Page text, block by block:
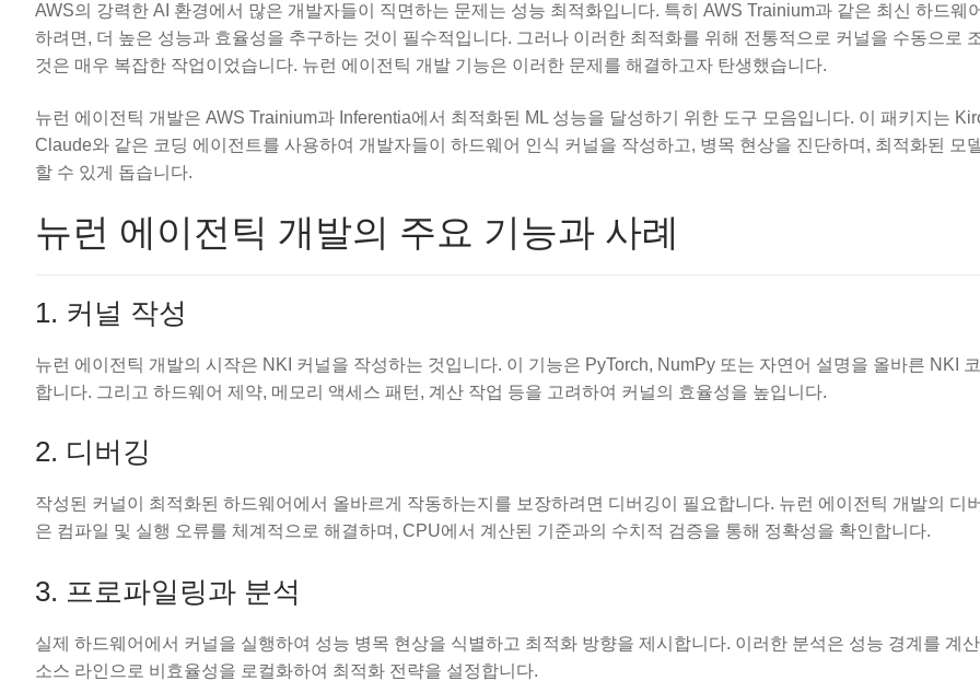
AWS의 강력한 AI 환경에서 많은 개발자들이 직면하는 문제는 성능 최적화입니다. 특히 AWS Trainium과 같은 최신 하드웨
하려면, 더 높은 성능과 효율성을 추구하는 것이 필수적입니다. 그러나 이러한 최적화를 위해 전통적으로 커널을 수동으로
것은 매우 복잡한 작업이었습니다. 뉴런 에이전틱 개발 기능은 이러한 문제를 해결하고자 탄생했습니다.
뉴런 에이전틱 개발은 AWS Trainium과 Inferentia에서 최적화된 ML 성능을 달성하기 위한 도구 모음입니다. 이 패키지는
Claude와 같은 코딩 에이전트를 사용하여 개발자들이 하드웨어 인식 커널을 작성하고, 병목 현상을 진단하며, 최적화된 모
할 수 있게 돕습니다.
뉴런 에이전틱 개발의 주요 기능과 사례
1. 커널 작성
뉴런 에이전틱 개발의 시작은 NKI 커널을 작성하는 것입니다. 이 기능은 PyTorch, NumPy 또는 자연어 설명을 올바른 NKI
합니다. 그리고 하드웨어 제약, 메모리 액세스 패턴, 계산 작업 등을 고려하여 커널의 효율성을 높입니다.
2. 디버깅
작성된 커널이 최적화된 하드웨어에서 올바르게 작동하는지를 보장하려면 디버깅이 필요합니다. 뉴런 에이전틱 개발의 디
은 컴파일 및 실행 오류를 체계적으로 해결하며, CPU에서 계산된 기준과의 수치적 검증을 통해 정확성을 확인합니다.
3. 프로파일링과 분석
실제 하드웨어에서 커널을 실행하여 성능 병목 현상을 식별하고 최적화 방향을 제시합니다. 이러한 분석은 성능 경계를 계
소스 라인으로 비효율성을 로컬화하여 최적화 전략을 설정합니다.